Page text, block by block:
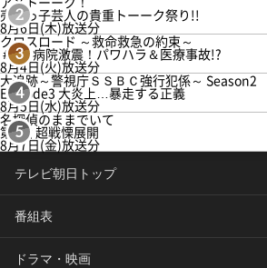
2
売れっ子芸人の貴重トーーク祭り!!
8月6日(木)放送分
3
クロスロード ～救命救急の約束～
＃5 病院激震！パワハラ＆医療事故!?
8月4日(火)放送分
4
大追跡～警視庁ＳＳＢＣ強行犯係～ Season2
Episode3 大炎上…暴走する正義
8月5日(水)放送分
5
名探偵のままでいて
第4話 超戦慄展開
8月7日(金)放送分
テレビ朝日トップ
番組表
ドラマ・映画